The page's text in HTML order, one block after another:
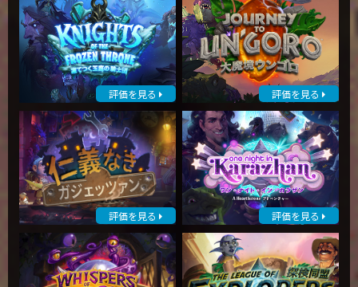
評価を見る 評価を見る
評価を見る 評価を見る